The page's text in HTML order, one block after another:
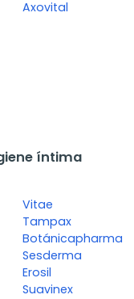
Axovital
íntima
Vitae
Tampax
Botánicapharma
Sesderma
Erosil
Suavinex